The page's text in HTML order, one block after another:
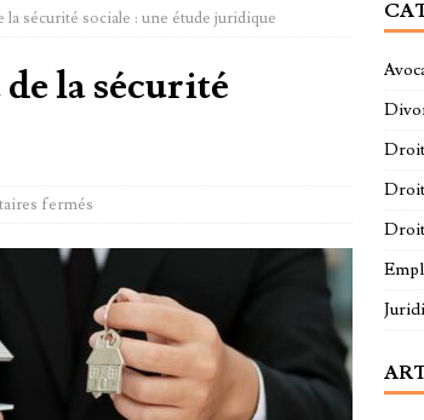
la sécurité sociale : une étude juridique
la sécurité
fermés
Droit